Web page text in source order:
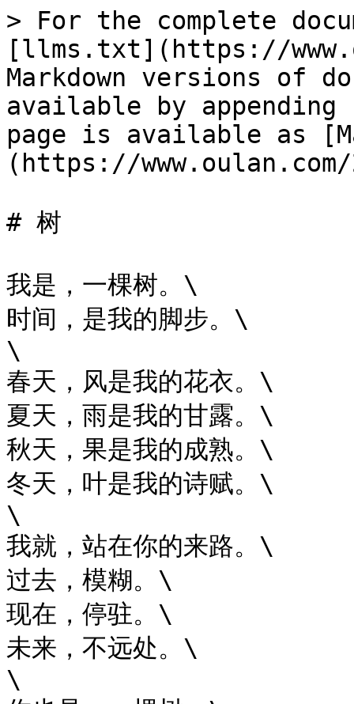
> For the complete
[llms.txt](https://
Markdown versions of
available by
page is available as
(https://
# 树
我是，一棵树。\
时间，是我的脚步。\
\
春天，风是我的花衣。\
夏天，雨是我的甘露。\
秋天，果是我的成熟。\
冬天，叶是我的诗赋。\
\
我就，站在你的来路。\
过去，模糊。\
现在，停驻。\
未来，不远处。\
\